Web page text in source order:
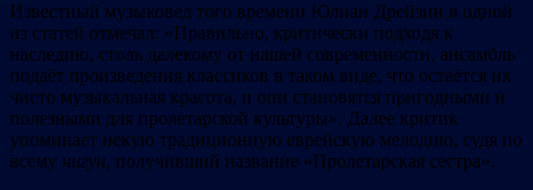
Известный музыковед того времени Юлиан Дрейзин в одной
из статей отмечал: «Правильно, критически подходя к
наследию, столь далекому от нашей современности, ансамбль
подаёт произведения классиков в таком виде, что остаётся их
чисто музыкальная красота, и они становятся пригодными и
полезными для пролетарской культуры». Далее критик
упоминает некую традиционную еврейскую мелодию, судя по
всему нигун, получивший название «Пролетарская сестра».